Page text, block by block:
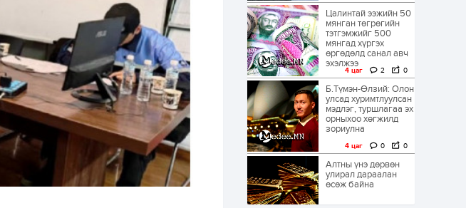
Цалинтай ээжийн 50
мянган төгрөгийн
тэтгэмжийг 500
мянгад хүргэх
өргөдөлд санал авч
эхэлжээ
4 цаг 2 0
Б.Түмэн-Өлзий: Олон
улсад хуримтлуулсан
мэдлэг, туршлагаа эх
орныхоо хөгжилд
зориулна
4 цаг 0 0
Алтны үнэ дөрвөн
улирал дараалан
өсөж байна